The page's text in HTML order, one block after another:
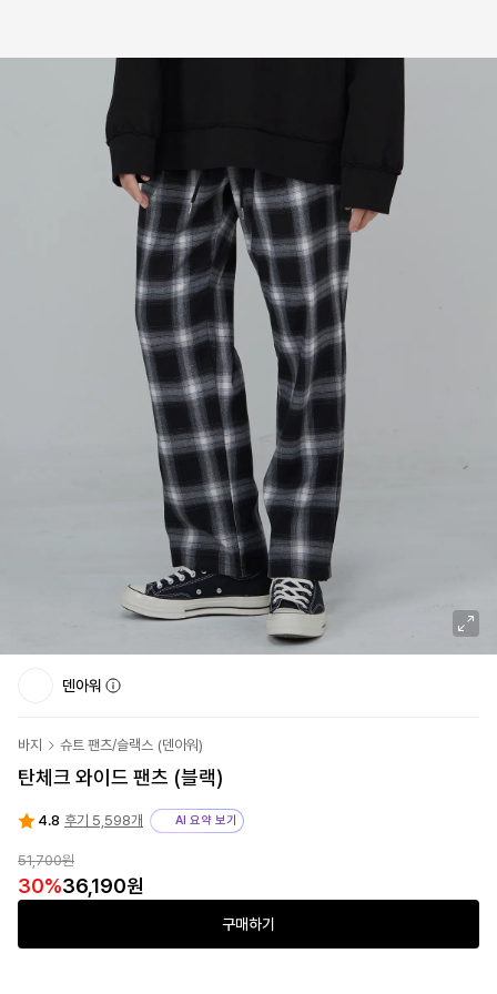
덴아워
바지 슈트 팬츠/슬랙스 (덴아워)
탄체크 와이드 팬츠 (블랙)
4.8 후기 5,598개 AI 요약 보기
51,700원
30%36,190원
구매하기